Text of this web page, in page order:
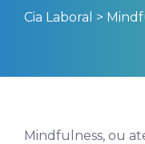
Cia Laboral >
Mindfulness, ou